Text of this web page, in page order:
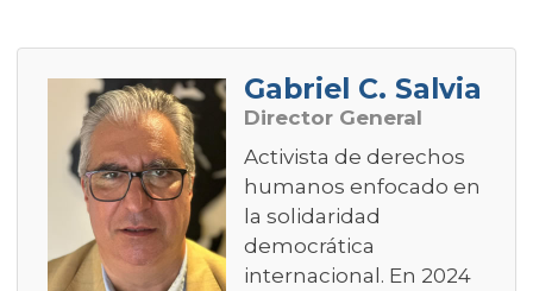
Gabriel C. Salvia
Director General
Activista de derechos
humanos enfocado en
la solidaridad
democrática
internacional. En 2024